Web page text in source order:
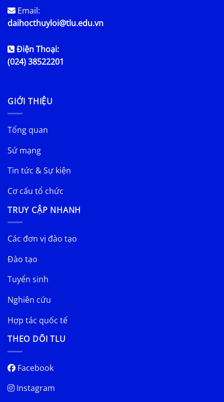
Email:
daihocthuyloi@tlu.edu.vn
Điện Thoại:
(024) 38522201
GIỚI THIỆU
Tổng quan
Sứ mạng
Tin tức & Sự kiện
Cơ cấu tổ chức
TRUY CẬP NHANH
Các đơn vị đào tạo
Đào tạo
Tuyển sinh
Nghiên cứu
Hợp tác quốc tế
THEO DÕI TLU
Facebook
Instagram